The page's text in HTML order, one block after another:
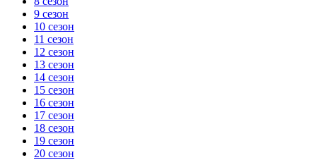
9 сезон
10 сезон
11 сезон
12 сезон
13 сезон
14 сезон
15 сезон
16 сезон
17 сезон
18 сезон
19 сезон
20 сезон